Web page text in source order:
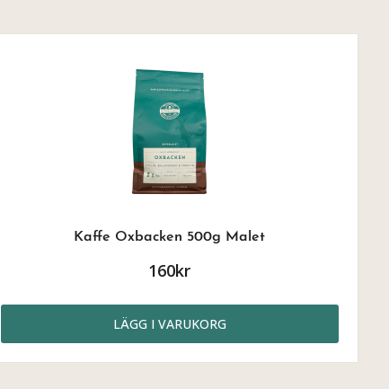
Kaffe Oxbacken 500g Malet
160kr
LÄGG I VARUKORG